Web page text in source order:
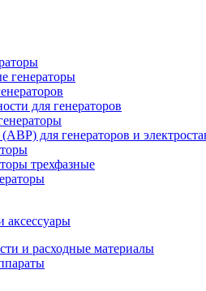
генераторы
для генераторов
для генераторов и
трехфазные
аксессуары
и расходные материалы